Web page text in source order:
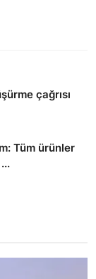
çağrısı
Tüm ürünler